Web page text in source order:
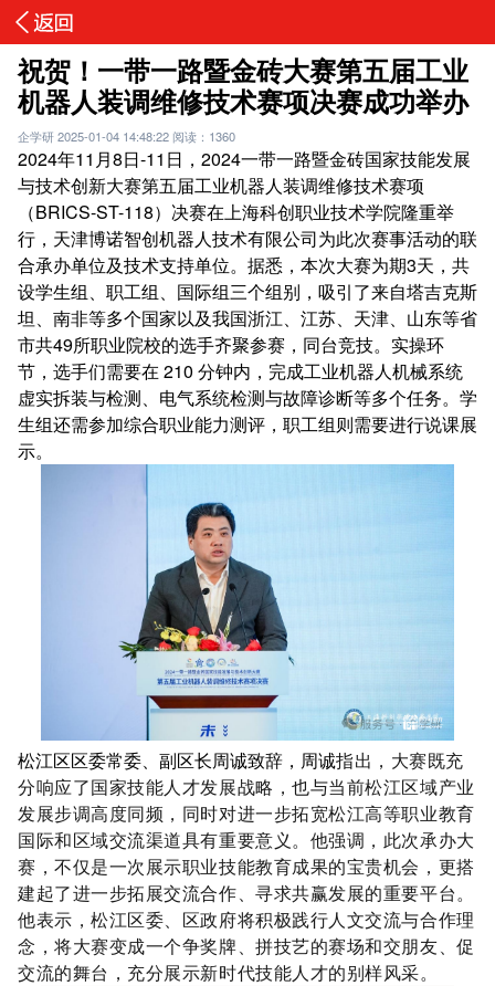
祝贺！一带一路暨金砖大赛第五届工业
机器人装调维修技术赛项决赛成功举办
企学研2025-01-04 14:48:22 阅读：1360
2024年11月8日-11日，2024一带一路暨金砖国家技能发展
与技术创新大赛第五届工业机器人装调维修技术赛项
（BRICS-ST-118）决赛在上海科创职业技术学院隆重举
行，天津博诺智创机器人技术有限公司为此次赛事活动的联
合承办单位及技术支持单位。据悉，本次大赛为期3天，共
设学生组、职工组、国际组三个组别，吸引了来自塔吉克斯
坦、南非等多个国家以及我国浙江、江苏、天津、山东等省
市共49所职业院校的选手齐聚参赛，同台竞技。实操环
节，选手们需要在 210 分钟内，完成工业机器人机械系统
虚实拆装与检测、电气系统检测与故障诊断等多个任务。学
生组还需参加综合职业能力测评，职工组则需要进行说课展
示。
松江区区委常委、副区长周诚致辞，周诚指出，大赛既充
分响应了国家技能人才发展战略，也与当前松江区域产业
发展步调高度同频，同时对进一步拓宽松江高等职业教育
国际和区域交流渠道具有重要意义。他强调，此次承办大
赛，不仅是一次展示职业技能教育成果的宝贵机会，更搭
建起了进一步拓展交流合作、寻求共赢发展的重要平台。
他表示，松江区委、区政府将积极践行人文交流与合作理
念，将大赛变成一个争奖牌、拼技艺的赛场和交朋友、促
交流的舞台，充分展示新时代技能人才的别样风采。